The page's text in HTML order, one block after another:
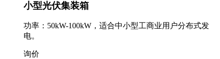
小型光伏集装箱
功率：50kW-100kW，适合中小型工商业用户分布式发
电。
询价